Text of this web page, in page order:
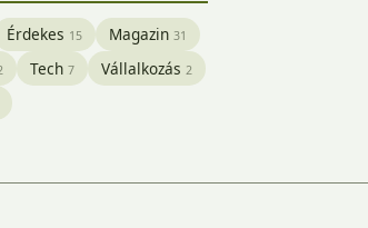
Érdekes 15 Magazin 31
Tech 7 Vállalkozás 2